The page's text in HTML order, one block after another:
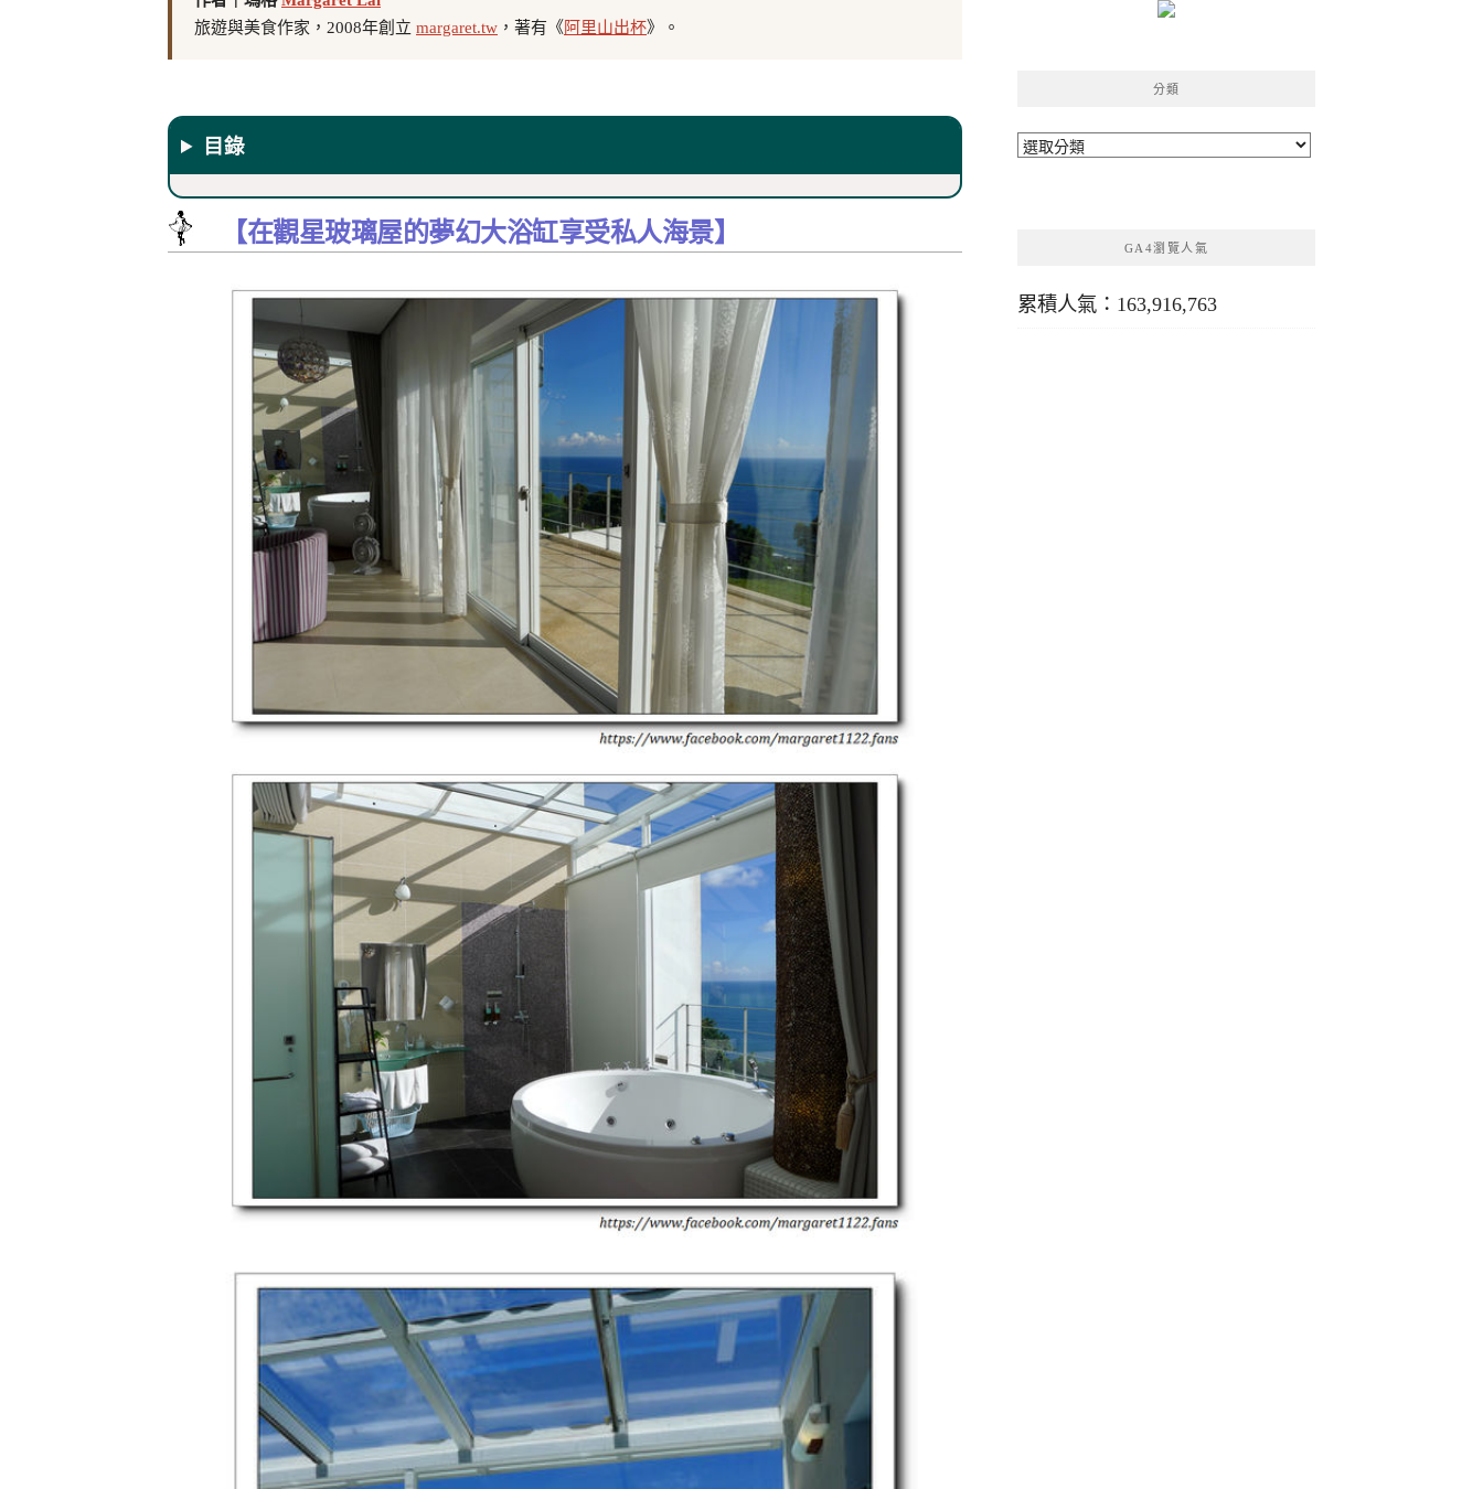
旅遊與美食作家，2008年創立 margaret.tw ，著有《阿里山出杯》。
目錄
【在觀星玻璃屋的夢幻大浴缸享受私人海景】
分類
分
GA4瀏覽人氣
累積人氣：163,916,763